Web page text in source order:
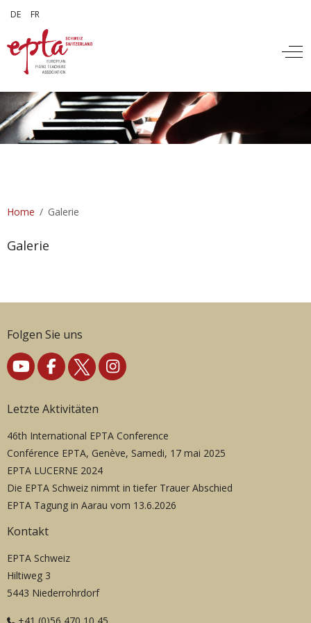
Sprache auswählen
DE FR
Off-
Home Galerie
Galerie
Folgen Sie uns
Letzte Aktivitäten
46th International EPTA Conference
Conférence EPTA, Genève, Samedi, 17 mai 2025
EPTA LUCERNE 2024
Die EPTA Schweiz nimmt in tiefer Trauer Abschied
EPTA Tagung in Aarau vom 13.6.2026
Kontakt
EPTA Schweiz
Hiltiweg 3
5443 Niederrohrdorf